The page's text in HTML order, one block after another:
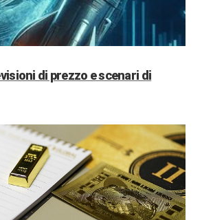
di prezzo e scenari di